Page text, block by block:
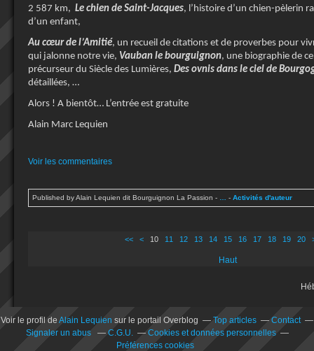
2 587 km, Le chien de Saint-Jacques, l’histoire d’un chien-pèlerin
d’un enfant,
Au cœur de l’Amitié, un recueil de citations et de proverbes pour
qui jalonne notre vie, Vauban le bourguignon, une biographie de
précurseur du Siècle des Lumières, Des ovnis dans le ciel de
détaillées, …
Alors ! A bientôt… L’entrée est gratuite
Alain Marc Lequien
Voir les commentaires
Published by Alain Lequien dit Bourguignon La Passion - - Activités d'auteur
<< < 10 11 12 13 14 15 16 17 18 19 20
Haut
Voir le profil de Alain Lequien sur le portail Overblog Top articles
Contact
Signaler un abus
C.G.U.
Cookies et données personnelles
Préférences cookies